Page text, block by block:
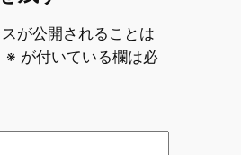
が公開されることは
※ が付いている欄は必